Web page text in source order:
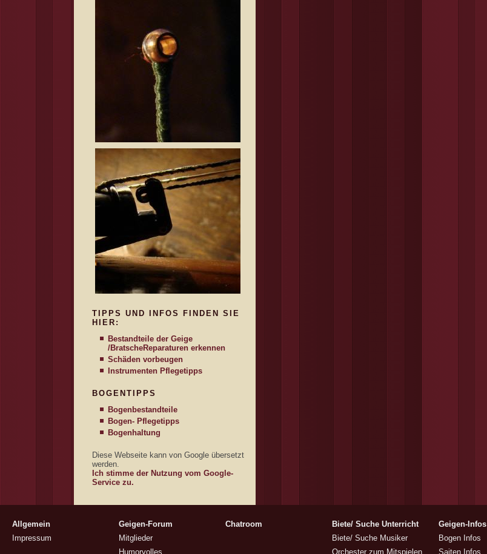
TIPPS UND INFOS FINDEN SIE
HIER:
Bestandteile der Geige
/BratscheReparaturen erkennen
Schäden vorbeugen
Instrumenten Pflegetipps
BOGENTIPPS
Bogenbestandteile
Bogen- Pflegetipps
Bogenhaltung
Diese Webseite kann von Google übersetzt
werden.
Ich stimme der Nutzung vom Google-
Service zu.
Allgemein
Impressum
Geigen-Forum
Mitglieder
Humorvolles
Chatroom
Biete/ Suche Unterricht
Biete/ Suche Musiker
Orchester zum Mitspielen
Geigen-Infos
Bogen Infos
Saiten Infos